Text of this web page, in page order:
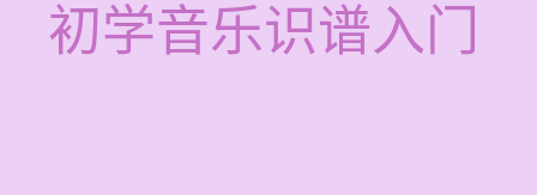
初学音乐识谱入门